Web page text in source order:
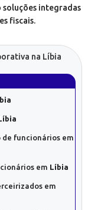
soluções integradas
fiscais.
na Líbia
funcionários em
em Líbia
em